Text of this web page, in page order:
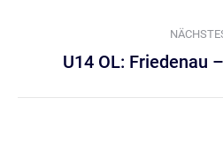
U14 OL: Friedenau